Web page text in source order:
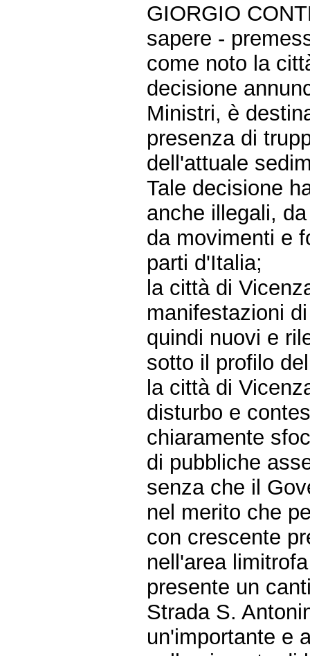
GIORGIO
sapere -
come noto la
decisione
Ministri, è
presenza di
dell'attuale
Tale decisione
anche illegali,
da movimenti e
parti d'Italia;
la città di
manifestazioni
quindi nuovi e
sotto il profilo
la città di
disturbo e
chiaramente
di pubbliche
senza che il
nel merito che
con crescente
nell'area
presente un
Strada S.
un'importante e